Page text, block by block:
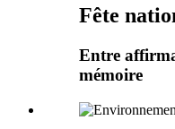
Fête
Entre
mémoire